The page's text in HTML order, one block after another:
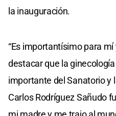
la inauguración.
“Es importantísimo para
destacar que la
importante del Sanatorio y
Carlos Rodríguez Sañudo